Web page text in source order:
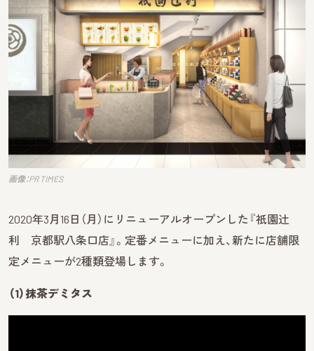
画像：PR TIMES
2020年3月16日（月）にリニューアルオープンした『祇園辻
利 京都駅八条口店』。定番メニューに加え、新たに店舗限
定メニューが2種類登場します。
（1）抹茶デミタス